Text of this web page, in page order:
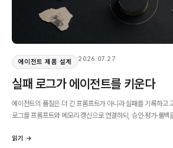
에이전트 제품 설계 2026.07.27
실패 로그가 에이전트를 키운다
에이전트의 품질은 더 긴 프롬프트가 아니라 실패를 기록하고
로그를 프롬프트와 메모리 갱신으로 연결하되, 승인·평가·롤백
읽기 →